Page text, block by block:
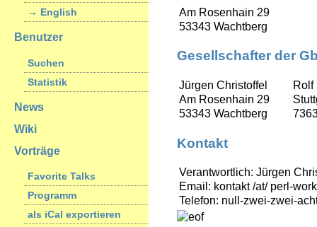
→ English
Benutzer
Suchen
Statistik
News
Wiki
Vorträge
Favorite Talks
Programm
als iCal exportieren
Am Rosenhain 29
53343 Wachtberg
Gesellschafter der
Jürgen Christoffel
Am Rosenhain 29
53343 Wachtberg
Rolf
Kontakt
Verantwortlich: Jürgen
Email: kontakt /at/ perl-
Telefon: null-zwei-zwei-